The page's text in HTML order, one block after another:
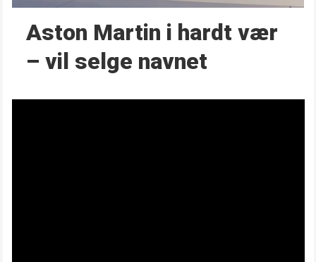
Aston Martin i hardt vær
– vil selge navnet